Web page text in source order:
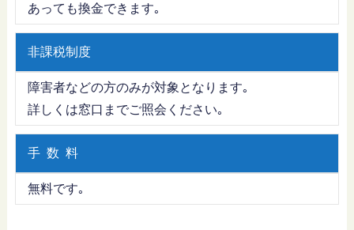
あっても換金できます｡
非課税制度
障害者などの方のみが対象となります｡
詳しくは窓口までご照会ください｡
手 数 料
無料です｡